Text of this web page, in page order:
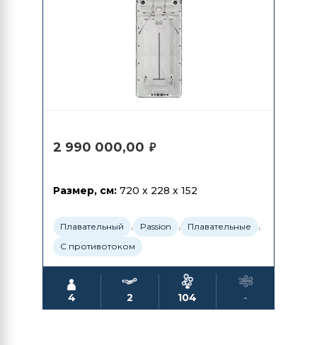
2 990 000,00 ₽
Размер, см: 720 x 228 x 152
Плавательный , Passion , Плавательные ,
С противотоком
4 2 104 -